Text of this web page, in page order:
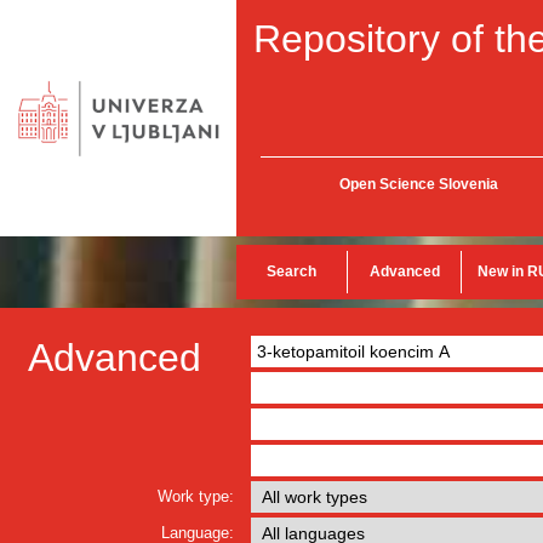
Repository of
Open Science Slovenia
Search Advanced New in
Advanced
Work type:
Language: